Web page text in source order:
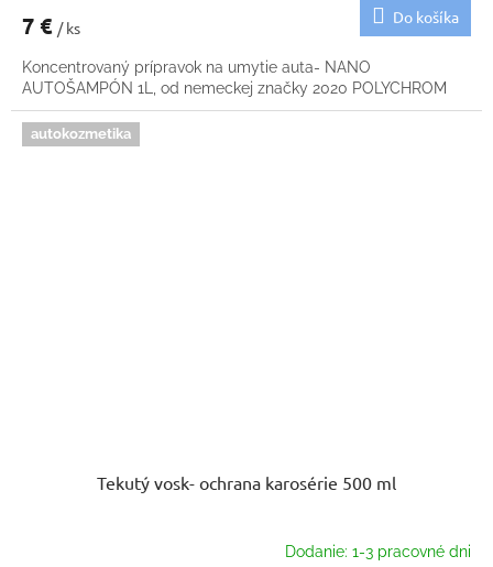
7 € / ks
Do košíka
Koncentrovaný prípravok na umytie auta- NANO
AUTOŠAMPÓN 1L, od nemeckej značky 2020 POLYCHROM
autokozmetika
Tekutý vosk- ochrana karosérie 500 ml
Dodanie: 1-3 pracovné dni